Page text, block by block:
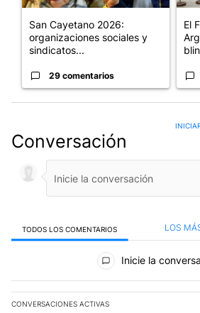
San Cayetano 2026:
organizaciones sociales y
sindicatos...
29 comentarios
El
Conversación
TODOS LOS COMENTARIOS LOS
Todos los comentarios
Inicie la
CONVERSACIONES ACTIVAS